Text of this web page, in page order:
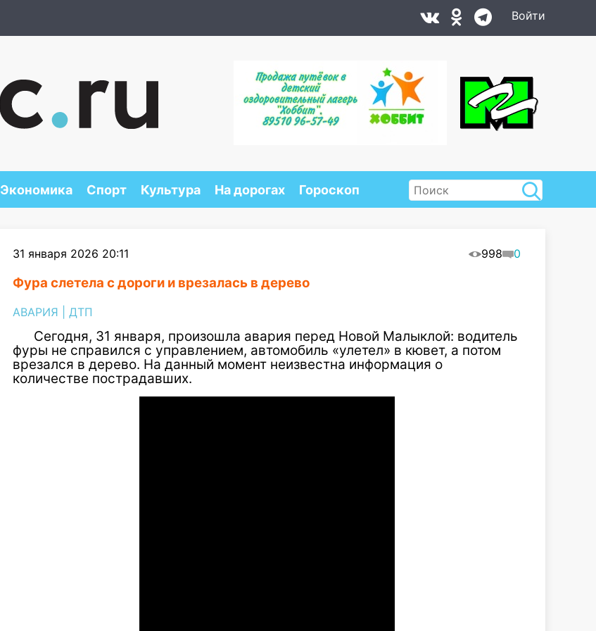
Войти
Экономика Спорт Культура На дорогах Гороскоп
31 января 2026 20:11 998 0
Фура слетела с дороги и врезалась в дерево
АВАРИЯ ДТП
Сегодня, 31 января, произошла авария перед Новой Малыклой: водитель
фуры не справился с управлением, автомобиль «улетел» в кювет, а потом
врезался в дерево. На данный момент неизвестна информация о
количестве пострадавших.